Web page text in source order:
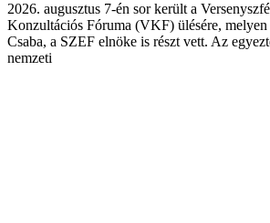
2026. augusztus 7-én sor került a
Konzultációs Fóruma (VKF) ülésére,
Csaba, a SZEF elnöke is részt vett. Az
nemzeti